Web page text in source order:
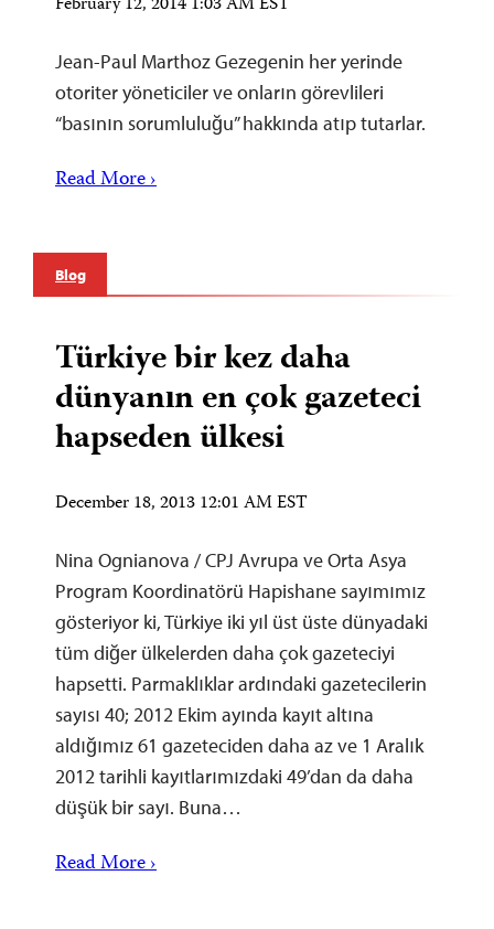
Jean-Paul Marthoz Gezegenin her yerinde
otoriter yöneticiler ve onların görevlileri
“basının sorumluluğu” hakkında atıp tutarlar.
Read More ›
Blog
Türkiye bir kez daha
dünyanın en çok gazeteci
hapseden ülkesi
December 18, 2013 12:01 AM EST
Nina Ognianova / CPJ Avrupa ve Orta Asya
Program Koordinatörü Hapishane sayımımız
gösteriyor ki, Türkiye iki yıl üst üste dünyadaki
tüm diğer ülkelerden daha çok gazeteciyi
hapsetti. Parmaklıklar ardındaki gazetecilerin
sayısı 40; 2012 Ekim ayında kayıt altına
aldığımız 61 gazeteciden daha az ve 1 Aralık
2012 tarihli kayıtlarımızdaki 49’dan da daha
düşük bir sayı. Buna…
Read More ›